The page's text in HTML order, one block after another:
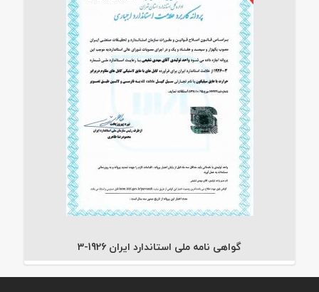
گواهی نامه ملی استاندارد ایران 1926-3